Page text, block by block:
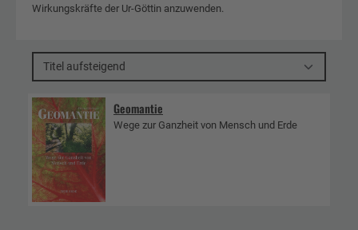
Wirkungskräfte der Ur-Göttin anzuwenden.
Titel aufsteigend
Geomantie
Wege zur Ganzheit von Mensch und Erde